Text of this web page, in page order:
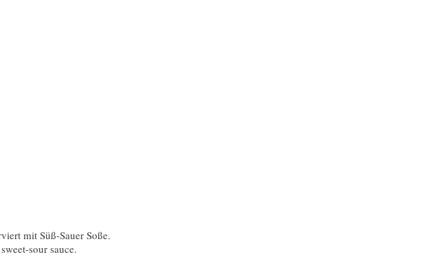
mit Süß-Sauer Soße.
sour sauce.